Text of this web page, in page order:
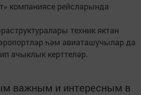
компаниясе рейсларында
техник яктан
һәм авиаташучылар да
ачыклык керттеләр.
важным и интересным в